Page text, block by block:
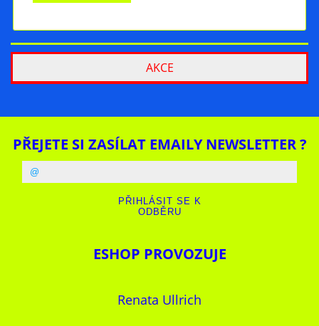
AKCE
PŘEJETE SI ZASÍLAT EMAILY NEWSLETTER ?
ESHOP PROVOZUJE
Renata Ullrich